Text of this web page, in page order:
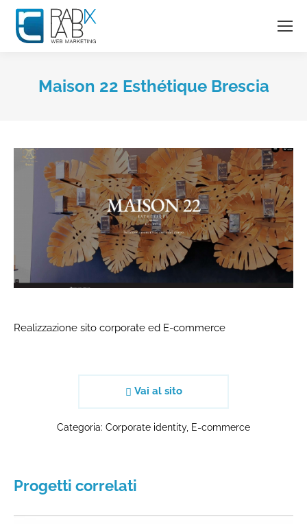
Maison 22 Esthétique Brescia
Realizzazione sito corporate ed E-commerce
Vai al sito
Categoria: Corporate identity, E-commerce
Progetti correlati